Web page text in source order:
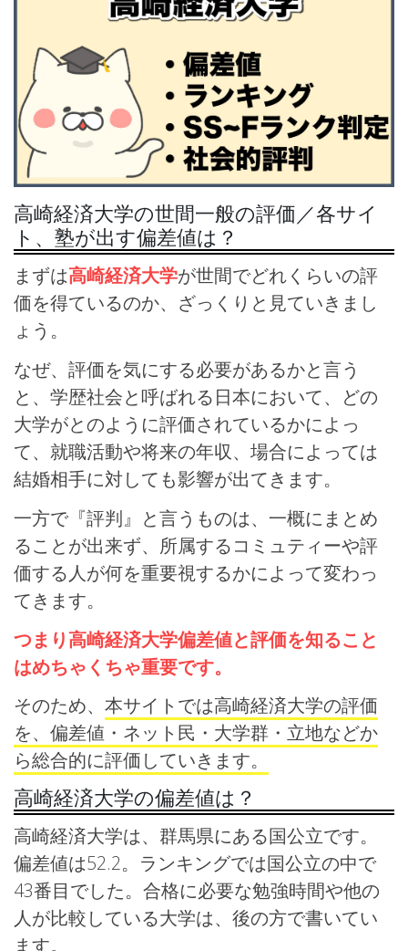
高崎経済大学の世間一般の評価／各サイ
ト、塾が出す偏差値は？
まずは高崎経済大学が世間でどれくらいの評
価を得ているのか、ざっくりと見ていきまし
ょう。
なぜ、評価を気にする必要があるかと言う
と、学歴社会と呼ばれる日本において、どの
大学がとのように評価されているかによっ
て、就職活動や将来の年収、場合によっては
結婚相手に対しても影響が出てきます。
一方で『評判』と言うものは、一概にまとめ
ることが出来ず、所属するコミュティーや評
価する人が何を重要視するかによって変わっ
てきます。
つまり高崎経済大学偏差値と評価を知ること
はめちゃくちゃ重要です。
そのため、 本サイトでは高崎経済大学の評価
を、偏差値・ネット民・大学群・立地などか
ら総合的に評価していきます。
高崎経済大学の偏差値は？
高崎経済大学は、群馬県にある国公立です。
偏差値は52.2。ランキングでは国公立の中で
43番目でした。合格に必要な勉強時間や他の
人が比較している大学は、後の方で書いてい
ます。